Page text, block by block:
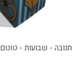
תנובה - שבועות - טוטם